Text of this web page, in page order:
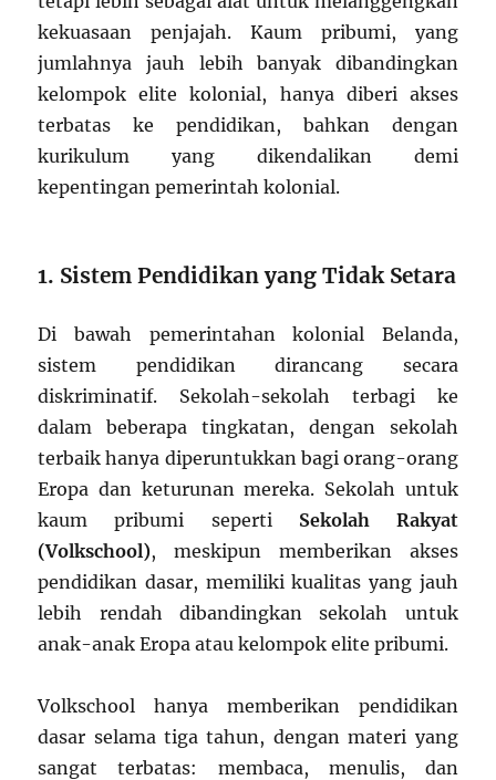
kekuasaan penjajah. Kaum pribumi, yang
jumlahnya jauh lebih banyak dibandingkan
kelompok elite kolonial, hanya diberi akses
terbatas ke pendidikan, bahkan dengan
kurikulum yang dikendalikan demi
kepentingan pemerintah kolonial.
1. Sistem Pendidikan yang Tidak Setara
Di bawah pemerintahan kolonial Belanda,
sistem pendidikan dirancang secara
diskriminatif. Sekolah-sekolah terbagi ke
dalam beberapa tingkatan, dengan sekolah
terbaik hanya diperuntukkan bagi orang-orang
Eropa dan keturunan mereka. Sekolah untuk
kaum pribumi seperti Sekolah Rakyat
(Volkschool), meskipun memberikan akses
pendidikan dasar, memiliki kualitas yang jauh
lebih rendah dibandingkan sekolah untuk
anak-anak Eropa atau kelompok elite pribumi.
Volkschool hanya memberikan pendidikan
dasar selama tiga tahun, dengan materi yang
sangat terbatas: membaca, menulis, dan